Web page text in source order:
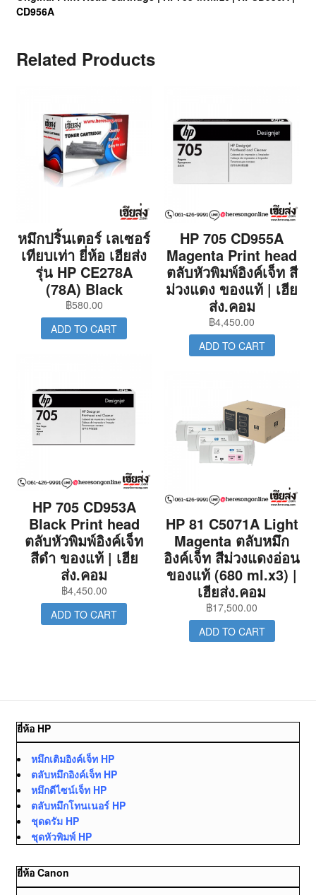
CD956A
Related Products
หมึกปริ้นเตอร์ เลเซอร์
เทียบเท่า ยี่ห้อ เฮียส่ง
รุ่น HP CE278A
(78A) Black
฿580.00
ADD TO CART
HP 705 CD955A
Magenta Print head
ตลับหัวพิมพ์อิงค์เจ็ท สี
ม่วงแดง ของแท้ | เฮีย
ส่ง.คอม
฿4,450.00
ADD TO CART
HP 705 CD953A
Black Print head
ตลับหัวพิมพ์อิงค์เจ็ท
สีดำ ของแท้ | เฮีย
ส่ง.คอม
฿4,450.00
ADD TO CART
HP 81 C5071A Light
Magenta ตลับหมึก
อิงค์เจ็ท สีม่วงแดงอ่อน
ของแท้ (680 ml.x3) |
เฮียส่ง.คอม
฿17,500.00
ADD TO CART
ยี่ห้อ HP
หมึกเติมอิงค์เจ็ท HP
ตลับหมึกอิงค์เจ็ท HP
หมึกดีไซน์เจ็ท HP
ตลับหมึกโทนเนอร์ HP
ชุดดรัม HP
ชุดหัวพิมพ์ HP
ยี่ห้อ Canon